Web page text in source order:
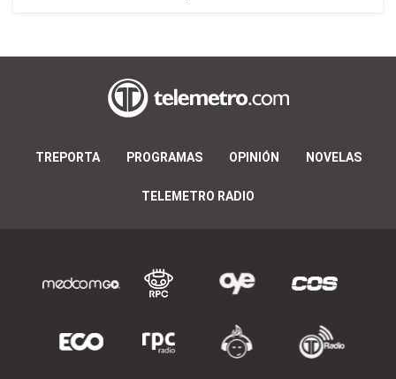
TREPORTA PROGRAMAS OPINIÓN NOVELAS
TELEMETRO RADIO